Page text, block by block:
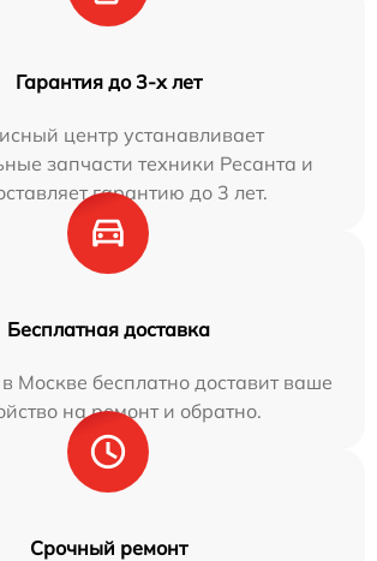
Гарантия до 3-х лет
центр устанавливает
запчасти техники Ресанта и
гарантию до 3 лет.
Бесплатная доставка
Москве бесплатно доставит ваше
на ремонт и обратно.
Срочный ремонт